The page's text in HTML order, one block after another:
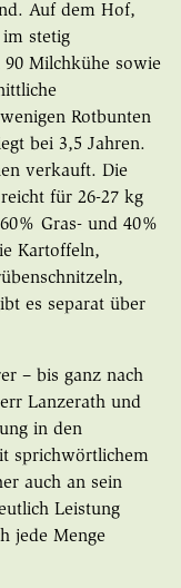
Auf dem Hof,
im stetig
90 Milchkühe sowie
Rotbunten
bei 3,5 Jahren.
verkauft. Die
für 26-27 kg
Gras- und 40%
Kartoffeln,
es separat über
– bis ganz nach
Lanzerath und
in den
sprichwörtlichem
auch an sein
Leistung
jede Menge